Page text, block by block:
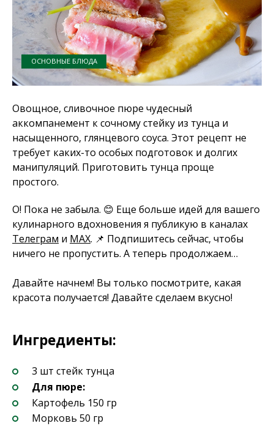
ОСНОВНЫЕ БЛЮДА
Овощное, сливочное пюре чудесный
аккомпанемент к сочному стейку из тунца и
насыщенного, глянцевого соуса. Этот рецепт не
требует каких-то особых подготовок и долгих
манипуляций. Приготовить тунца проще
простого.
О! Пока не забыла. 😊 Еще больше идей для вашего
кулинарного вдохновения я публикую в каналах
Телеграм и MAX. 📌 Подпишитесь сейчас, чтобы
ничего не пропустить. А теперь продолжаем…
Давайте начнем! Вы только посмотрите, какая
красота получается! Давайте сделаем вкусно!
Ингредиенты:
3 шт стейк тунца
Для пюре:
Картофель 150 гр
Морковь 50 гр